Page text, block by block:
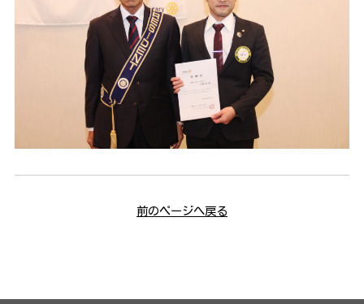
前のページへ戻る